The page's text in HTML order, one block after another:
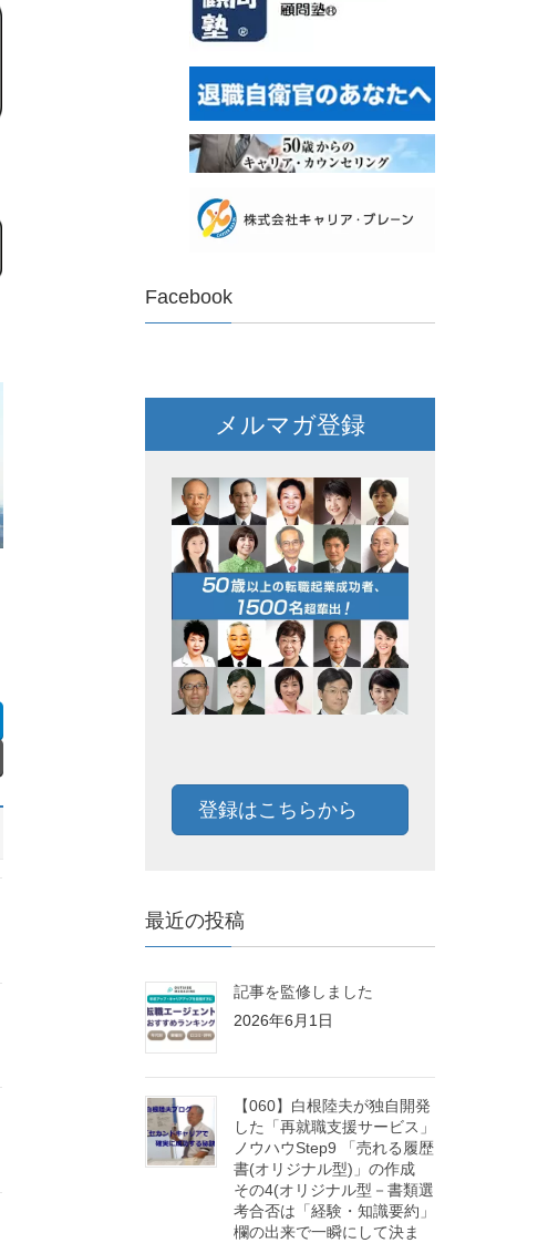
Facebook
メルマガ登録
登録はこちらから
最近の投稿
記事を監修しました
2026年6月1日
【060】白根陸夫が独自開発
した「再就職支援サービス」
ノウハウStep9 「売れる履歴
書(オリジナル型)」の作成
その4(オリジナル型－書類選
考合否は「経験・知識要約」
欄の出来で一瞬にして決ま